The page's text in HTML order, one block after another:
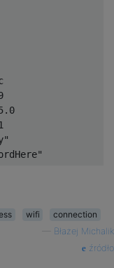
wifi
connection
Błażej Michalik
źródło